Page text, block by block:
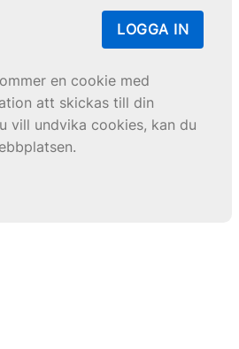
LOGGA IN
en cookie med
att skickas till din
vill undvika cookies, kan du